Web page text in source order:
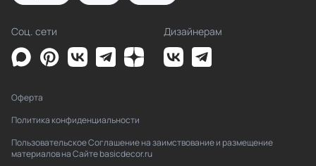
Соц. сети Дизайнерам
Оферта
Политика конфиденциальности
Пользовательское Соглашение на заимствование и размещение
материалов на Сайте basicdecor.ru